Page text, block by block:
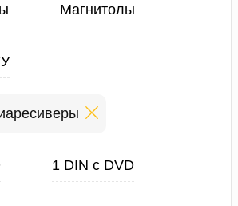
Магнитолы
1 DIN с DVD